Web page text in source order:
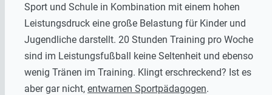
Sport und Schule in Kombination mit einem hohen
Leistungsdruck eine große Belastung für Kinder und
Jugendliche darstellt. 20 Stunden Training pro Woche
sind im Leistungsfußball keine Seltenheit und ebenso
wenig Tränen im Training. Klingt erschreckend? Ist es
aber gar nicht, entwarnen Sportpädagogen.